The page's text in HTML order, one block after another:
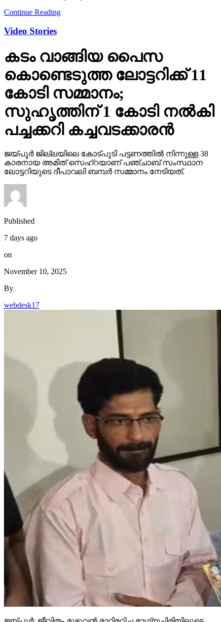
Continue Reading
Video Stories
കടം വാങ്ങിയ പൈസ
കൊണ്ടെടുത്ത ലോട്ടറിക്ക് 11
കോടി സമ്മാനം;
സുഹൃത്തിന് 1 കോടി നല്‍കി
പച്ചക്കറി കച്ചവടക്കാരന്‍
ജയ്പൂര്‍ ജില്ലയിലെ കോട്പുടി പട്ടണത്തില്‍ നിന്നുള്ള 38
കാരനായ അമിത് സെഹ്‌റയാണ് പഞ്ചാബ് സംസ്ഥാന
ലോട്ടറിയുടെ ദീപാവലി ബമ്പര്‍ സമ്മാനം നേടിയത്.
Published
7 days ago
on
November 10, 2025
By
webdesk17